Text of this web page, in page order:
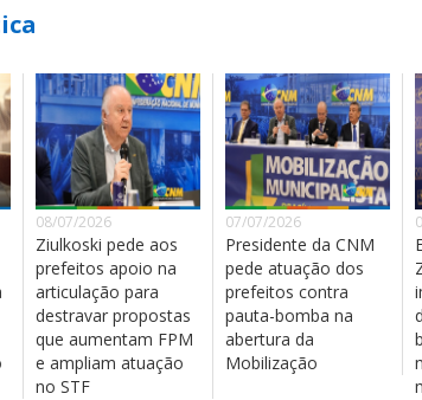
08/07/2026
Ziulkoski pede aos
prefeitos apoio na
articulação para
destravar propostas
que aumentam FPM
e ampliam atuação
no STF
07/07/2026
Presidente da CNM
pede atuação dos
prefeitos contra
pauta-bomba na
abertura da
Mobilização